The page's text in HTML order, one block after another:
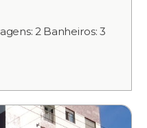
2 Banheiros: 3